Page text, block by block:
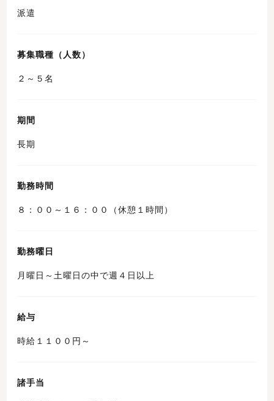
派遣
募集職種（人数）
２～５名
期間
長期
勤務時間
８：００～１６：００（休憩１時間）
勤務曜日
月曜日～土曜日の中で週４日以上
給与
時給１１００円～
諸手当